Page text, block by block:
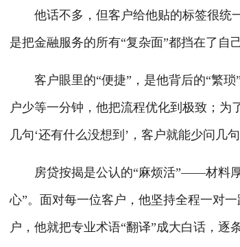
他话不多，但客户给他贴的标签很统
是把金融服务的所有“复杂面”都挡在了自
客户眼里的“便捷”，是他背后的“繁
户少等一分钟，他把流程优化到极致；为
几句‘还有什么没想到’，客户就能少问几
房贷按揭是公认的“麻烦活”——材料
心”。面对每一位客户，他坚持全程一对
户，他就把专业术语“翻译”成大白话，逐